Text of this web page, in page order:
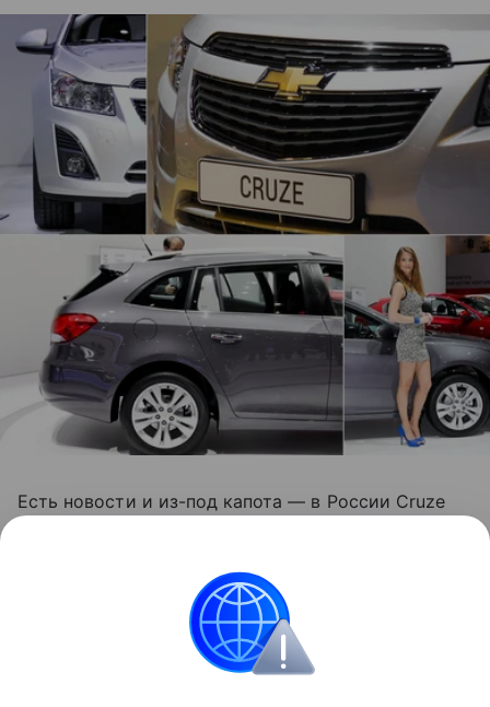
Есть новости и из-под капота — в России Cruze
Astra. Он выдает 140 л.с., и данный мотор составит
компанию старым агрегатам объемом 1,6 л и 1,8 л
(109 л.с. и 141 л.с. соответственно).